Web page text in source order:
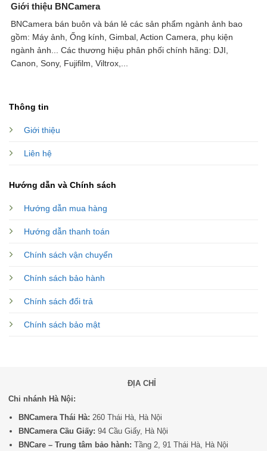
Giới thiệu BNCamera
BNCamera bán buôn và bán lẻ các sản phẩm ngành ảnh bao
gồm: Máy ảnh, Ống kính, Gimbal, Action Camera, phụ kiện
ngành ảnh... Các thương hiệu phân phối chính hãng: DJI,
Canon, Sony, Fujifilm, Viltrox,...
Thông tin
Giới thiệu
Liên hệ
Hướng dẫn và Chính sách
Hướng dẫn mua hàng
Hướng dẫn thanh toán
Chính sách vận chuyển
Chính sách bảo hành
Chính sách đổi trả
Chính sách bảo mật
ĐỊA CHỈ
Chi nhánh Hà Nội:
BNCamera Thái Hà: 260 Thái Hà, Hà Nội
BNCamera Cầu Giấy: 94 Cầu Giấy, Hà Nội
BNCare – Trung tâm bảo hành: Tầng 2, 91 Thái Hà, Hà Nội